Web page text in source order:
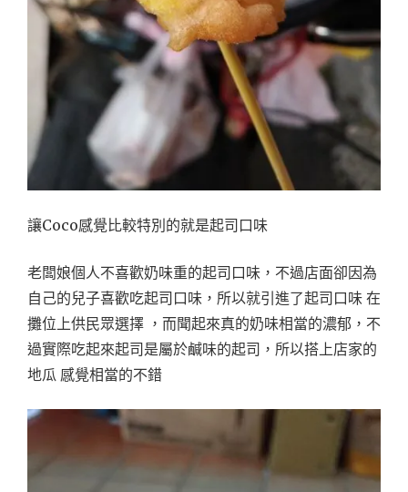
讓Coco感覺比較特別的就是起司口味
老闆娘個人不喜歡奶味重的起司口味，不過店面卻因為
自己的兒子喜歡吃起司口味，所以就引進了起司口味 在
攤位上供民眾選擇 ，而聞起來真的奶味相當的濃郁，不
過實際吃起來起司是屬於鹹味的起司，所以搭上店家的
地瓜 感覺相當的不錯